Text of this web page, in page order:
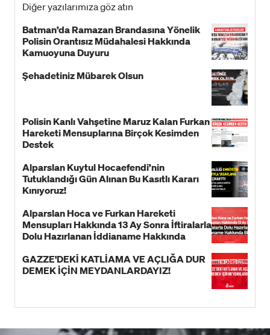
Diğer yazılarımıza göz atın
Batman’da Ramazan Brandasına Yönelik
Polisin Orantısız Müdahalesi Hakkında
Kamuoyuna Duyuru
Şehadetiniz Mübarek Olsun
Polisin Kanlı Vahşetine Maruz Kalan Furkan
Hareketi Mensuplarına Birçok Kesimden
Destek
Alparslan Kuytul Hocaefendi’nin
Tutuklandığı Gün Alınan Bu Kasıtlı Kararı
Kınıyoruz!
Alparslan Hoca ve Furkan Hareketi
Mensupları Hakkında 13 Ay Sonra İftiralarla
Dolu Hazırlanan İddianame Hakkında
GAZZE'DEKİ KATLİAMA VE AÇLIĞA DUR
DEMEK İÇİN MEYDANLARDAYIZ!